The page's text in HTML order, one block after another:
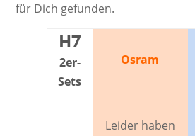
für Dich gefunden.
H7
2er-
Sets
Osram
Leider haben